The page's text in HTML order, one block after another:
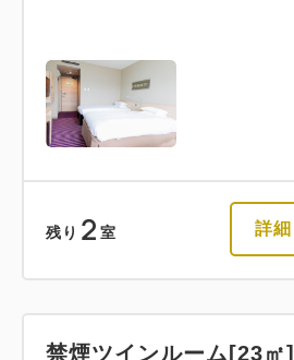
残り 2 室 詳細
禁煙ツインルーム[23㎡]